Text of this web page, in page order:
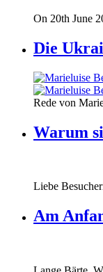
On 20th June
Die
Rede von
Warum
Liebe
Am